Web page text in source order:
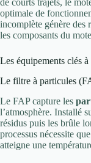
de courts trajets, le
optimale de
incomplète génère des
les composants du
Les équipements clés
Le filtre à particules
Le FAP capture les
l’atmosphère. Installé
résidus puis les brûle
processus nécessite
atteigne une